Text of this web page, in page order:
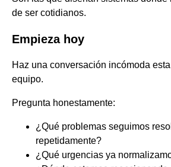
de ser cotidianos.
Empieza hoy
Haz una conversación incómoda
equipo.
Pregunta honestamente:
¿Qué problemas seguimos
repetidamente?
¿Qué urgencias ya